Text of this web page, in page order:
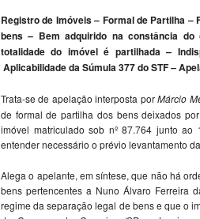
Registro de Imóveis – Formal de Partilha
bens– Bem adquirido na constância do
totalidade do imóvel é partilhada–
Aplicabilidade da Súmula 377 do STF–
Trata-se de apelação interposta porMárcio
de formal de partilha dos bens deixados
imóvel matriculado sob nº 87.764 junto ao
entender necessário o prévio levantamento
Alega o apelante, em síntese, que não há
bens pertencentes a Nuno Álvaro Ferreira
regime da separação legal de bens e que o